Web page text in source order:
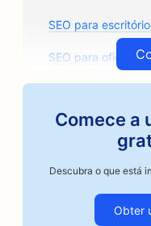
SEO para
SEO para oficinas
SEO para aulas de
SEO para oficinas
SEO para
Comece a
Descubra o que está
Obter